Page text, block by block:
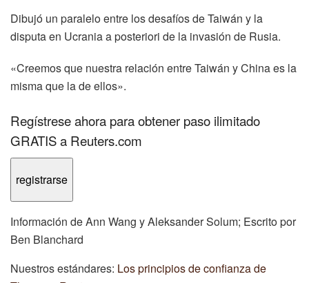
Dibujó un paralelo entre los desafíos de Taiwán y la
disputa en Ucrania a posteriori de la invasión de Rusia.
«Creemos que nuestra relación entre Taiwán y China es la
misma que la de ellos».
Regístrese ahora para obtener paso ilimitado
GRATIS a Reuters.com
registrarse
Información de Ann Wang y Aleksander Solum; Escrito por
Ben Blanchard
Nuestros estándares: Los principios de confianza de